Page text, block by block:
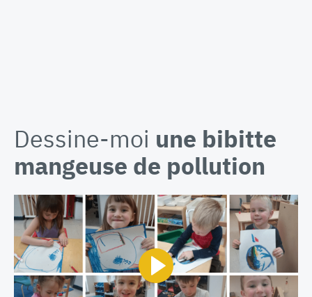
Dessine-moi une bibitte
mangeuse de pollution